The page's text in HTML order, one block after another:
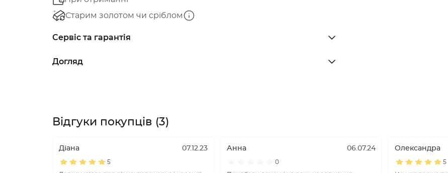
Старим золотом чи сріблом
Сервіс та гарантія
Догляд
Відгуки покупців (3)
Діана 07.12.23
5
Анна 06.07.24
0
Олександра
5